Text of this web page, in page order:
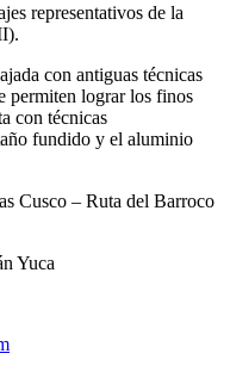
representativos de la
con antiguas técnicas
permiten lograr los finos
con técnicas
fundido y el aluminio
Cusco – Ruta del Barroco
Yuca